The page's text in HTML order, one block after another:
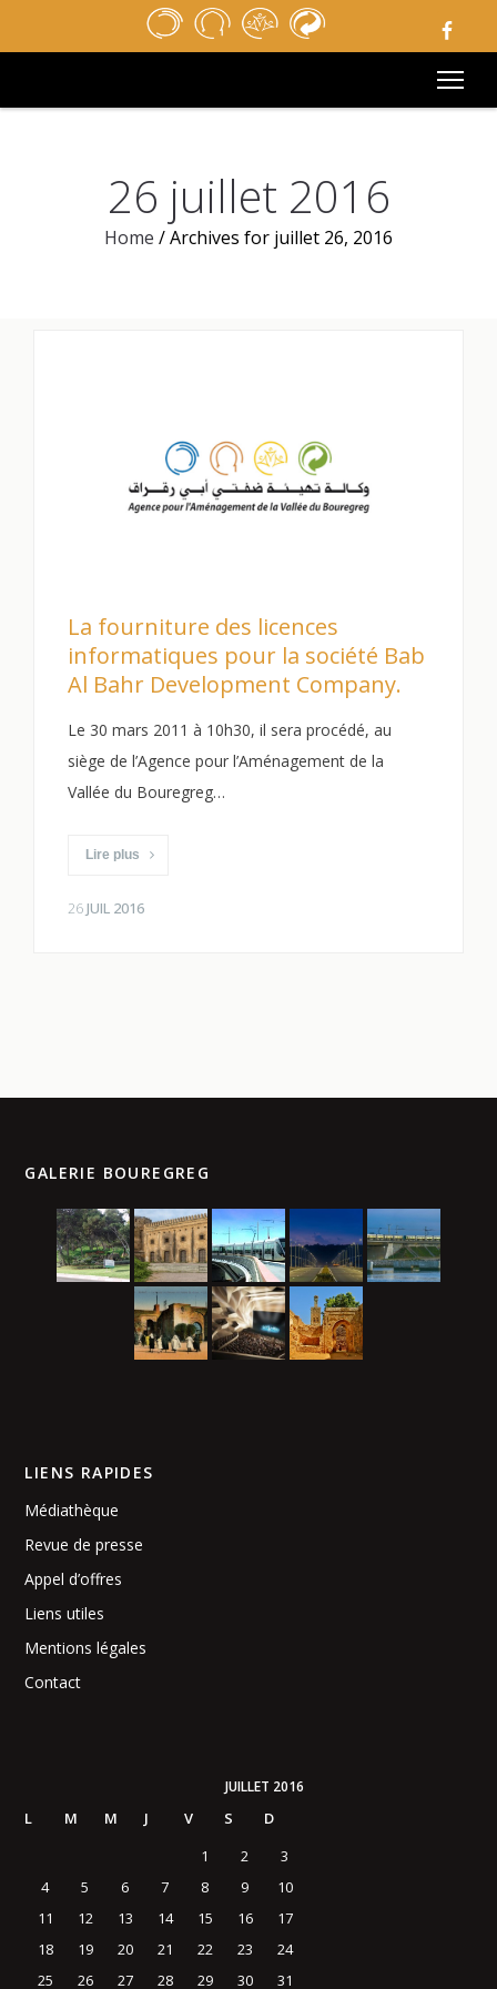
ACCUEIL
CONTACT
26 juillet 2016
Home /Archives for juillet 26, 2016
La fourniture des licences
informatiques pour la société Bab
Al Bahr Development Company.
Le 30 mars 2011 à 10h30, il sera procédé, au
siège de l’Agence pour l’Aménagement de la
Vallée du Bouregreg…
Lire plus
26JUIL 2016
GALERIE BOUREGREG
LIENS RAPIDES
Médiathèque
Revue de presse
Appel d’offres
Liens utiles
Mentions légales
Contact
JUILLET 2016
L M M J V S
D
1
2
3
4
5 6 7 8 9
10
11
12 13 14 15 16
17
18
19 20 21 22 23
24
25
26 27 28 29 30 31